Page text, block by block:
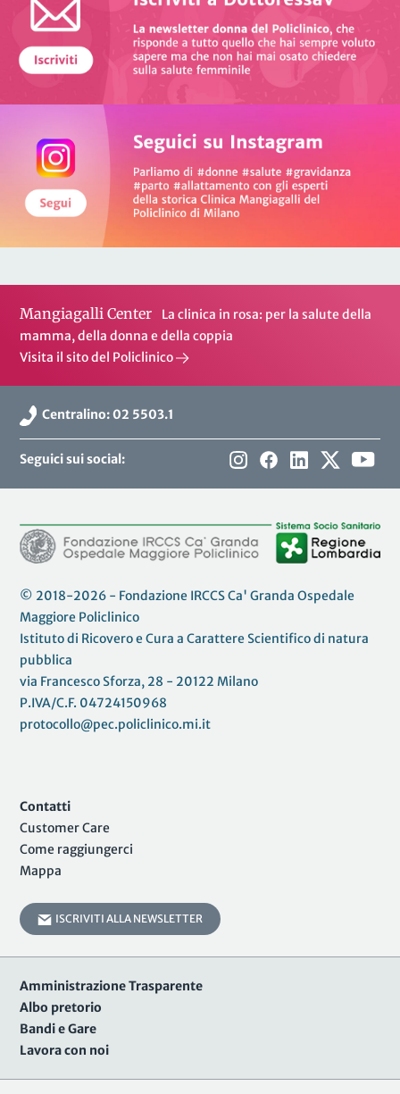
Mangiagalli Center
La clinica in rosa: per la salute della
mamma, della donna e della coppia
Visita il sito del Policlinico
Centralino: 02 5503.1
Seguici sui social:
© 2018-2026 - Fondazione IRCCS Ca' Granda Ospedale
Maggiore Policlinico
Istituto di Ricovero e Cura a Carattere Scientifico di natura
pubblica
via Francesco Sforza, 28 - 20122 Milano
P.IVA/C.F. 04724150968
protocollo@pec.policlinico.mi.it
Contatti
Customer Care
Come raggiungerci
Mappa
ISCRIVITI ALLA NEWSLETTER
Amministrazione Trasparente
Albo pretorio
Bandi e Gare
Lavora con noi